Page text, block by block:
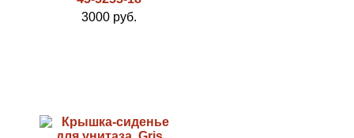
3000 руб.